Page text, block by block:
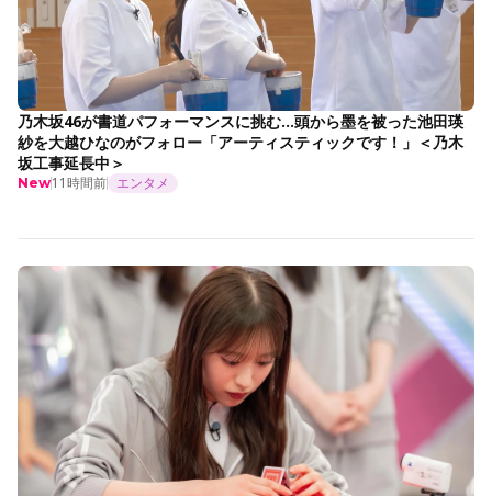
乃木坂46が書道パフォーマンスに挑む…頭から墨を被った池田瑛
紗を大越ひなのがフォロー「アーティスティックです！」＜乃木
坂工事延長中＞
New11時間前 エンタメ